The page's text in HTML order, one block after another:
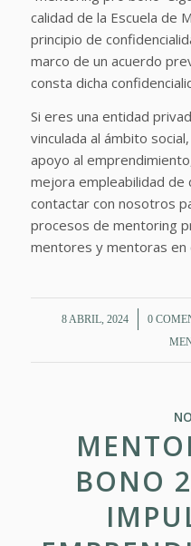
calidad de la Escuela de
principio de
marco de un acuerdo
consta dicha
Si eres una entidad
vinculada al ámbito
apoyo al
mejora empleabilidad
contactar con nosotros
procesos de mentoring
mentores y mentoras en
8 ABRIL, 2024
/ 0 /
BONO